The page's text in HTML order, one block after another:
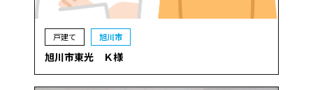
戸建て 旭川市
旭川市東光 Ｋ様